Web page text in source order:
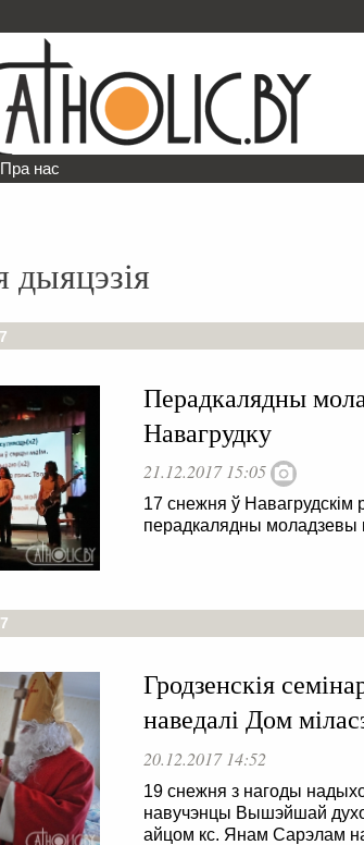
Пра нас
дыяцэзія
Перадкалядны
Навагрудку
21.12.2017 15:05
17 снежня ў
перадкалядны моладзевы
Гродзенскія
наведалі Дом
20.12.2017 14:52
19 cнежня з нагоды
навучэнцы Вышэйшай
айцом кс. Янам Сарэлам